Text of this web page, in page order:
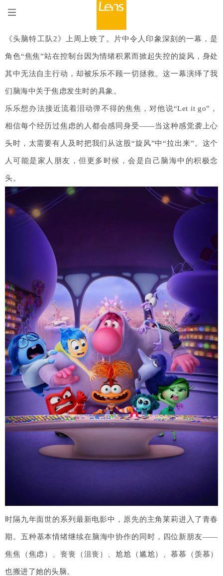
《头脑特工队2》上周上映了。片中令人印象深刻的一幕，是
角色“焦焦”站在控制台因为情绪积累而掀起失控的旋风，身处
其中无法自主行动，却被乐乐不顾一切拯救。这一幕演绎了我
们脑海中关于焦虑发生时的具象。
乐乐想办法接近流着泪动弹不得的焦焦，对他说“Let it go”，
相信每个经历过焦虑的人都会感同身受——当这种感觉袭上心
头时，太需要有人及时把我们从这股“旋风”中“拉出来”。这个
人可能是家人朋友，但更多时候，会是自己脑海中的积极念
头。
时隔九年面世的系列最新电影中，原先的主角莱莉进入了青春
期。五种基本情绪继续在脑海中协作的同时，四位新朋友——
焦焦（焦虑）、丧丧（沮丧）、尬尬（尴尬）、慕慕（羡慕）
也搬进了她的头脑。